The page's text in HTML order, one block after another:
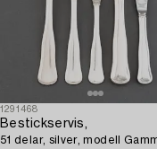
1291468
Bestickservis,
51 delar, silver, modell